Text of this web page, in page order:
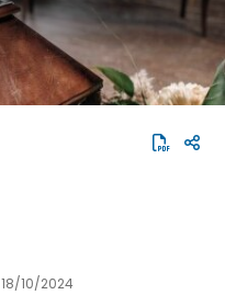
18/10/2024